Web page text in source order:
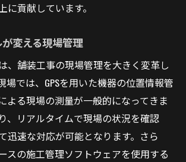
との調和を図るための設計
との連携による相乗効果
点に立った計画の重要性
能な開発目標への取り組み
ファルト技術が変える舗装工事の現
スファルトの特徴と利点
に貢献しています。
変える現場管理
、舗装工事の現場管理を大きく変革し
場では、GPSを用いた機器の位置情報管
よる現場の測量が一般的になってきま
、リアルタイムで現場の状況を確認
迅速な対応が可能となります。さら
スの施工管理ソフトウェアを使用する